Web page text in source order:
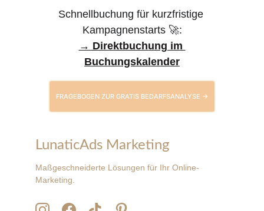
FRAGEBOGEN ZUR GRATIS BEDARFSANALYSE →
Schnellbuchung für kurzfristige
Kampagnenstarts 🚀:
→ Direktbuchung im
Buchungskalender
LunaticAds Marketing
Maßgeschneiderte Lösungen für Ihr Online-
Marketing.